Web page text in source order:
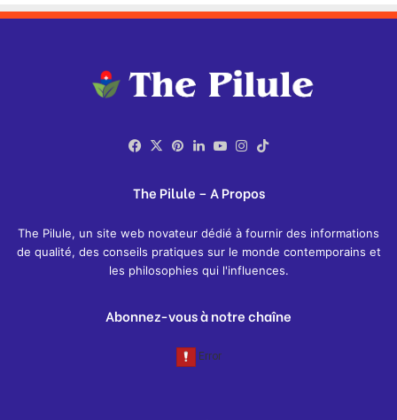
Facebook
X Pinterest
Linkedin
YouTubeInstagram
The Pilule – A Propos
The Pilule, un site web novateur dédié à fournir des informations
de qualité, des conseils pratiques sur le monde contemporains et
les philosophies qui l'influences.
Abonnez-vous à notre chaîne